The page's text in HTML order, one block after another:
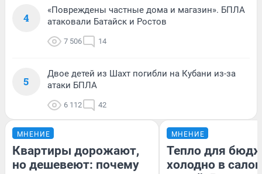
4
«Повреждены частные дома и магазин». БПЛА
атаковали Батайск и Ростов
7 506 14
5
Двое детей из Шахт погибли на Кубани из-за
атаки БПЛА
6 112 42
МНЕНИЕ
Квартиры дорожают,
но дешевеют: почему
МНЕНИЕ
Тепло для
холодно в